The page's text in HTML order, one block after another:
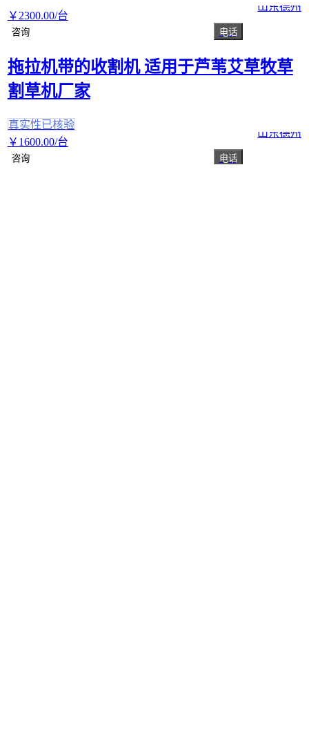
￥ 2300.00/台
山东德州
咨询 电话
拖拉机带的收割机 适用于芦苇艾草牧草
割草机厂家
真实性已核验
￥ 1600.00/台
山东德州
咨询 电话